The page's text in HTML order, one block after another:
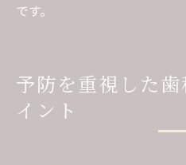
です。
予防を重視した
イント